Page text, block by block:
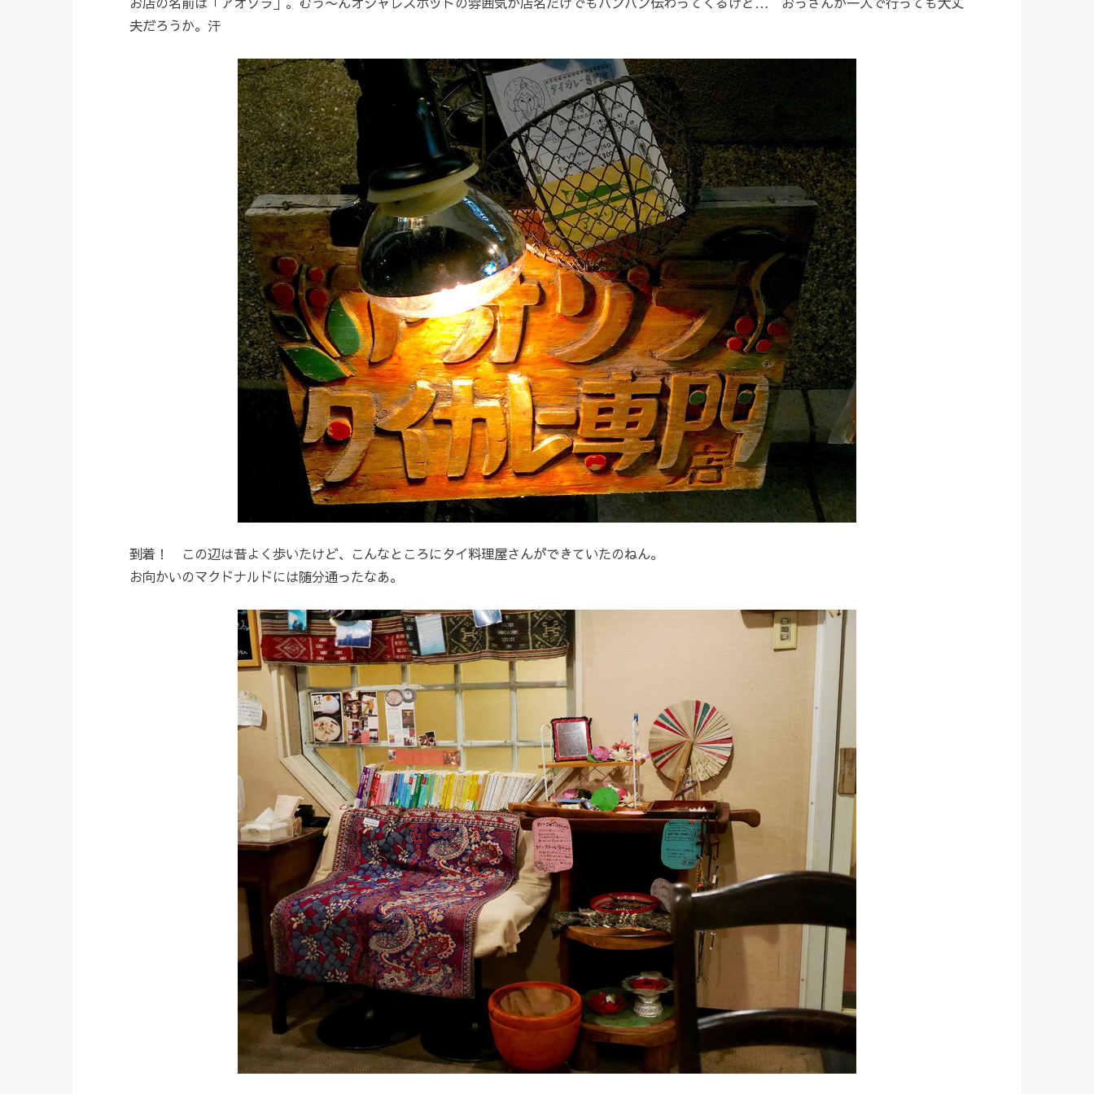
夫だろうか。汗
到着！ この辺は昔よく歩いたけど、こんなところにタイ料理屋さんができていたのねん。
お向かいのマクドナルドには随分通ったなあ。